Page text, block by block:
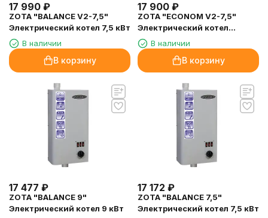
17 990 ₽
ZOTA "BALANCE V2-7,5"
Электрический котел 7,5 кВт
В наличии
В корзину
17 900 ₽
ZOTA "ECONOM V2-7,5"
Электрический котел
(комплект) 7,5кВт
В наличии
В корзину
17 477 ₽
ZOTA "BALANCE 9"
Электрический котел 9 кВт
17 172 ₽
ZOTA "BALANCE 7,5"
Электрический котел 7,5 кВт